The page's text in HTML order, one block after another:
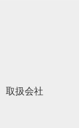
取扱会社